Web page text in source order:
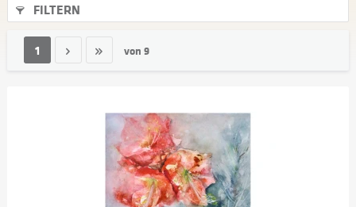
FILTERN
1 von 9